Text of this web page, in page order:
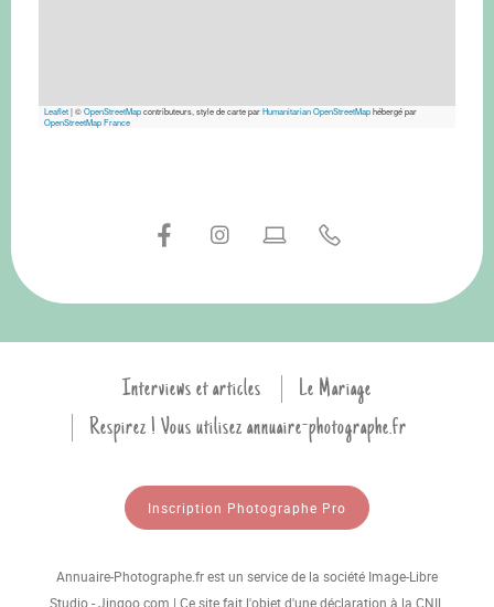
Leaflet|©OpenStreetMapcontributeurs, style de carte parHumanitarian OpenStreetMaphébergé par
OpenStreetMap France
Interviews et articles
Le Mariage
Respirez ! Vous utilisez annuaire-photographe.fr
Inscription Photographe Pro
Annuaire-Photographe.fr est un service de la société Image-Libre
Studio - Jingoo.com | Ce site fait l'objet d'une déclaration à la CNIL